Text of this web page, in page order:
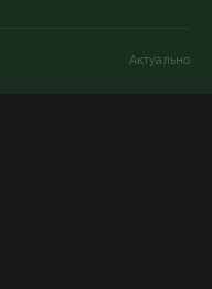
Актуально